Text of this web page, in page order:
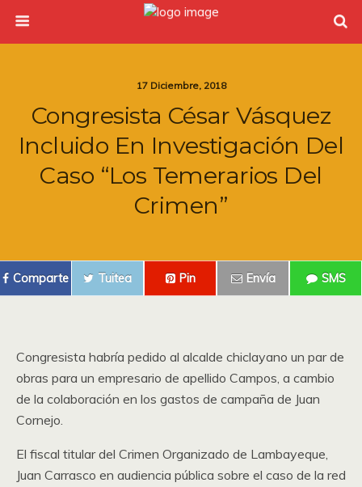
17 Diciembre, 2018
Congresista César Vásquez
Incluido En Investigación Del
Caso “los Temerarios Del
Crimen”
Comparte Tuitea Pin Envía SMS
Congresista habría pedido al alcalde chiclayano un par de
obras para un empresario de apellido Campos, a cambio
de la colaboración en los gastos de campaña de Juan
Cornejo.
El fiscal titular del Crimen Organizado de Lambayeque,
Juan Carrasco en audiencia pública sobre el caso de la red